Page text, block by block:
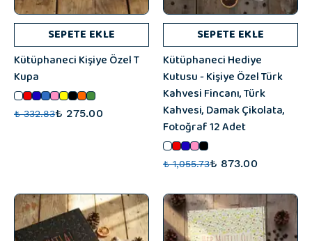
SEPETE EKLE
Kütüphaneci Kişiye Özel T
Kupa
₺ 332.83₺ 275.00
SEPETE EKLE
Kütüphaneci Hediye
Kutusu - Kişiye Özel Türk
Kahvesi Fincanı, Türk
Kahvesi, Damak Çikolata,
Fotoğraf 12 Adet
₺ 1,055.73₺ 873.00